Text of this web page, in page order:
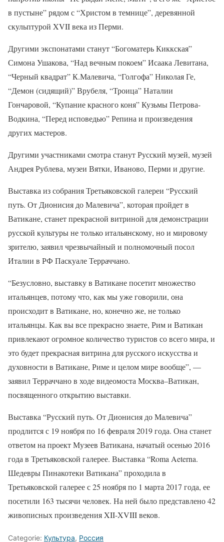
в пустыне” рядом с “Христом в темнице”, деревянной
скульптурой XVII века из Перми.
Другими экспонатами станут “Богоматерь Киккская”
Симона Ушакова, “Над вечным покоем” Исаака Левитана,
“Черный квадрат” К.Малевича, “Голгофа” Николая Ге,
“Демон (сидящий)” Врубеля, “Троица” Наталии
Гончаровой, “Купание красного коня” Кузьмы Петрова-
Водкина, “Перед исповедью” Репина и произведения
других мастеров.
Другими участниками смотра станут Русский музей, музей
Андрея Рублева, музеи Вятки, Иваново, Перми и другие.
Выставка из собрания Третьяковской галереи “Русский
путь. От Дионисия до Малевича”, которая пройдет в
Ватикане, станет прекрасной витриной для демонстрации
русской культуры не только итальянскому, но и мировому
зрителю, заявил чрезвычайный и полномочный посол
Италии в РФ Паскуале Терраччано.
“Безусловно, выставку в Ватикане посетит множество
итальянцев, потому что, как мы уже говорили, она
происходит в Ватикане, но, конечно же, не только
итальянцы. Как вы все прекрасно знаете, Рим и Ватикан
привлекают огромное количество туристов со всего мира, и
это будет прекрасная витрина для русского искусства и
духовности в Ватикане, Риме и целом мире вообще”, —
заявил Терраччано в ходе видеомоста Москва–Ватикан,
посвященного открытию выставки.
Выставка “Русский путь. От Дионисия до Малевича”
продлится с 19 ноября по 16 февраля 2019 года. Она станет
ответом на проект Музеев Ватикана, начатый осенью 2016
года в Третьяковской галерее. Выставка “Roma Aeterna.
Шедевры Пинакотеки Ватикана” проходила в
Третьяковской галерее с 25 ноября по 1 марта 2017 года, ее
посетили 163 тысячи человек. На ней было представлено 42
живописных произведения XII-XVIII веков.
Categorie: Культура, Россия